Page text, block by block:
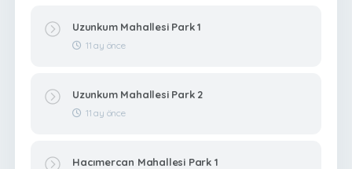
Uzunkum Mahallesi Park 1
11 ay önce
Uzunkum Mahallesi Park 2
11 ay önce
Hacımercan Mahallesi Park 1